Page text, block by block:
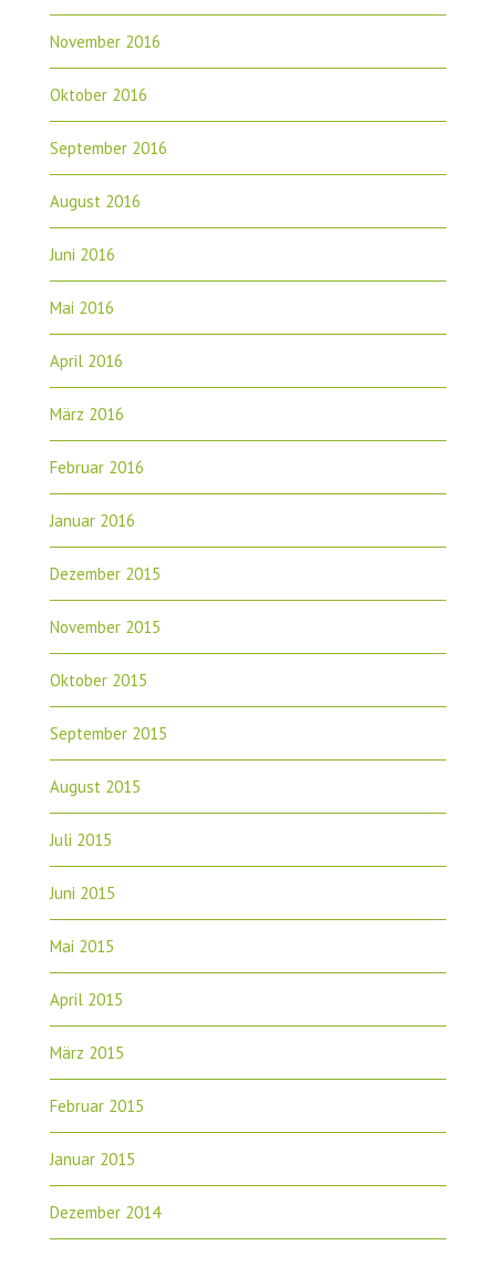
November 2016
Oktober 2016
September 2016
August 2016
Juni 2016
Mai 2016
April 2016
März 2016
Februar 2016
Januar 2016
Dezember 2015
November 2015
Oktober 2015
September 2015
August 2015
Juli 2015
Juni 2015
Mai 2015
April 2015
März 2015
Februar 2015
Januar 2015
Dezember 2014